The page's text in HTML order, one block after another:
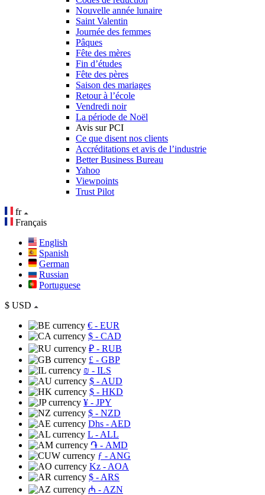
Nouvelle année lunaire
Saint Valentin
Journée des femmes
Pâques
Fête des mères
Fin d’études
Fête des pères
Saison des mariages
Retour à l’école
Vendredi noir
La période de Noël
Avis sur PCI
Ce que disent nos clients
Accréditations et avis de l’industrie
Better Business Bureau
Yahoo
Viewpoints
Trust Pilot
fr
Français
English
Spanish
German
Russian
Portuguese
$ USD
€ - EUR
$ - CAD
₽ - RUB
£ - GBP
₪ - ILS
$ - AUD
$ - HKD
¥ - JPY
$ - NZD
Dhs - AED
L - ALL
֏ - AMD
ƒ - ANG
Kz - AOA
$ - ARS
₼ - AZN